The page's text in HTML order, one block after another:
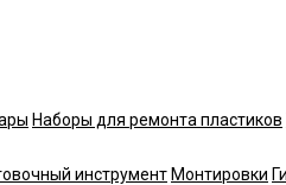
Наборы для ремонта пластиков
инструмент Монтировки